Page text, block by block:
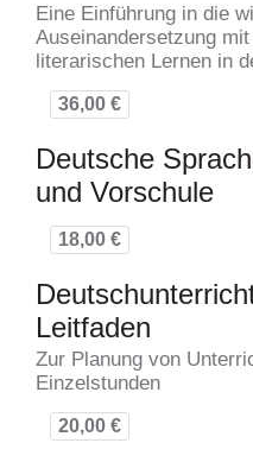
Eine Einführung in die
Auseinandersetzung
literarischen Lernen in
36,00 €
Deutsche
und Vorschule
18,00 €
Leitfaden
Zur Planung von
Einzelstunden
20,00 €